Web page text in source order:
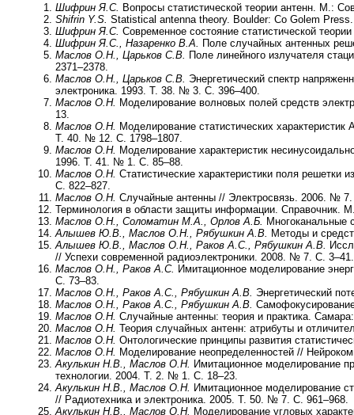
Шифрин Я.С. Вопросы статистической теории антенн. М.:
Shifrin Y.S. Statistical antenna theory. Boulder: Co Golem
Шифрин Я.С. Современное состояние статистической
Шифрин Я.С., Назаренко В.А.
Поле случайных антенных
Маслов О.Н., Царьков С.В. Поле линейного излучателя
2371–2378.
Маслов О.Н., Царьков С.В. Энергетический спектр
электроника. 1993. Т. 38. № 3. С. 396–400.
Маслов О.Н. Моделирование волновых полей средств
13.
Маслов О.Н. Моделирование статистических
Т. 40. № 12. С. 1798–1807.
Маслов О.Н. Моделирование характеристик
1996. Т. 41. № 1. С. 85–88.
Маслов О.Н. Статистические характеристики поля
С. 822–827.
Маслов О.Н. Случайные антенны // Электросвязь. 2006. №
Терминология в области защиты информации. Справочник.
Маслов О.Н., Соломатин М.А., Орлов А.Б. Многоканальные
Алышев Ю.В., Маслов О.Н., Рябушкин А.В. Методы и
Алышев Ю.В., Маслов О.Н., Раков А.С., Рябушкин А.В.
// Успехи современной радиоэлектроники. 2008. № 7. С. 3–41.
Маслов О.Н., Раков А.С. Имитационное моделирование
С. 73–83.
Маслов О.Н., Раков А.С., Рябушкин А.В. Энергетический
Маслов О.Н., Раков А.С., Рябушкин А.В.
Маслов О.Н. Случайные антенны: теория и практика.
Маслов О.Н. Теория случайных антенн: атрибуты и
Маслов О.Н. Онтологические принципы развития
Маслов О.Н. Моделирование неопределенностей //
Акулькин Н.В., Маслов О.Н. Имитационное моделирование
технологии. 2004. Т. 2. № 1. С. 18–23.
Акулькин Н.В., Маслов О.Н. Имитационное моделирование
// Радиотехника и электроника. 2005. Т. 50. № 7. С. 961–968.
Акулькин Н.В., Маслов О.Н. Моделирование угловых